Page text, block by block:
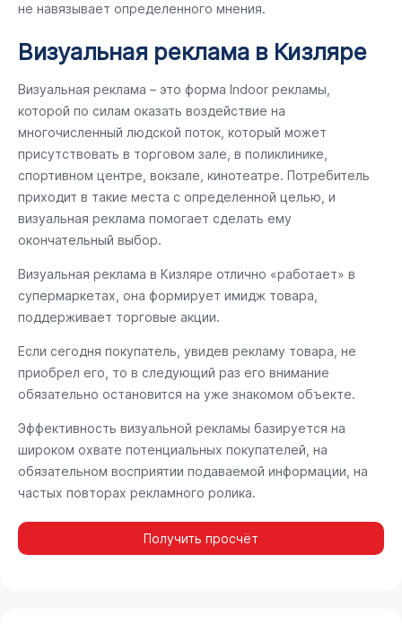
не навязывает определенного мнения.
Визуальная реклама в Кизляре
Визуальная реклама – это форма Indoor рекламы,
которой по силам оказать воздействие на
многочисленный людской поток, который может
присутствовать в торговом зале, в поликлинике,
спортивном центре, вокзале, кинотеатре. Потребитель
приходит в такие места с определенной целью, и
визуальная реклама помогает сделать ему
окончательный выбор.
Визуальная реклама в Кизляре отлично «работает» в
супермаркетах, она формирует имидж товара,
поддерживает торговые акции.
Если сегодня покупатель, увидев рекламу товара, не
приобрел его, то в следующий раз его внимание
обязательно остановится на уже знакомом объекте.
Эффективность визуальной рекламы базируется на
широком охвате потенциальных покупателей, на
обязательном восприятии подаваемой информации, на
частых повторах рекламного ролика.
Получить просчёт